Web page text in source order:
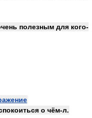
полезным для кого-
о чём-л.